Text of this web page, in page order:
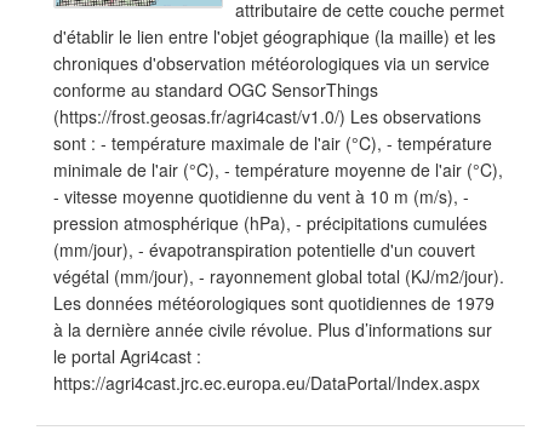
attributaire de cette couche permet
d'établir le lien entre l'objet géographique (la maille) et les
chroniques d'observation météorologiques via un service
conforme au standard OGC SensorThings
(https://frost.geosas.fr/agri4cast/v1.0/) Les observations
sont : - température maximale de l'air (°C), - température
minimale de l'air (°C), - température moyenne de l'air (°C),
- vitesse moyenne quotidienne du vent à 10 m (m/s), -
pression atmosphérique (hPa), - précipitations cumulées
(mm/jour), - évapotranspiration potentielle d'un couvert
végétal (mm/jour), - rayonnement global total (KJ/m2/jour).
Les données météorologiques sont quotidiennes de 1979
à la dernière année civile révolue. Plus d’informations sur
le portal Agri4cast :
https://agri4cast.jrc.ec.europa.eu/DataPortal/Index.aspx